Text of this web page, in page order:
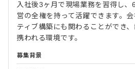
入社後3ヶ月で現場業務を習得し
営の全権を持って活躍できます。
ティブ構築にも関わることができ
携われる環境です。
募集背景